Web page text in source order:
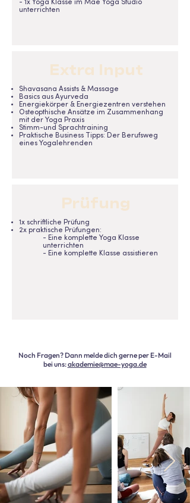
- 1x Yoga Klasse im Mae Yoga Studio
unterrichten
Extra Input
Shavasana Assists & Massage
Basics aus Ayurveda
Energiekörper & Energiezentren verstehen
Osteopthische Ansätze im Zusammenhang
mit der Yoga Praxis
Stimm-und Sprachtraining
Praktische Business Tipps: Der Berufsweg
eines Yogalehrenden
Prüfung
1x schriftliche Prüfung
2x praktische Prüfungen:
- Eine komplette Yoga Klasse
unterrichten
- Eine komplette Klasse assistieren
Noch Fragen? Dann melde dich gerne per E-Mail
bei uns:akademie@mae-yoga.de